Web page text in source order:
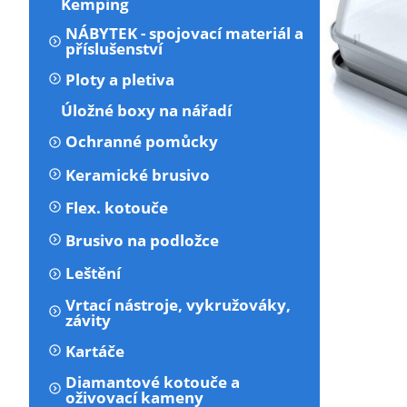
NÁBYTEK - spojovací materiál a
příslušenství
Ploty a pletiva
Úložné boxy na nářadí
Ochranné pomůcky
Keramické brusivo
Flex. kotouče
Brusivo na podložce
Leštění
Vrtací nástroje, vykružováky,
závity
Kartáče
Diamantové kotouče a
oživovací kameny